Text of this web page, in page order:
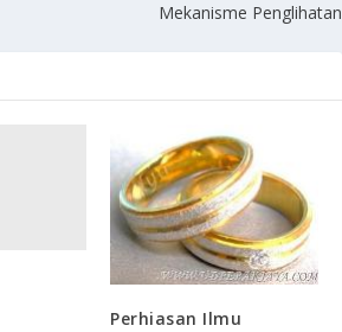
Mekanisme Penglihatan
Perhiasan Ilmu